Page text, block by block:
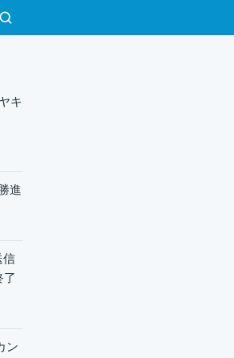
検索
キ
進
信
了
ン